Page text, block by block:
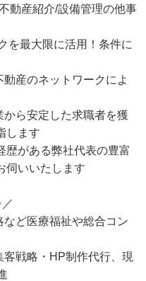
動産紹介/設備管理の他事
を最大限に活用！条件に
産のネットワークによ
ら安定した求職者を獲
します
がある弊社代表の豊富
伺いいたします
ど医療福祉や総合コン
戦略・HP制作代行、現